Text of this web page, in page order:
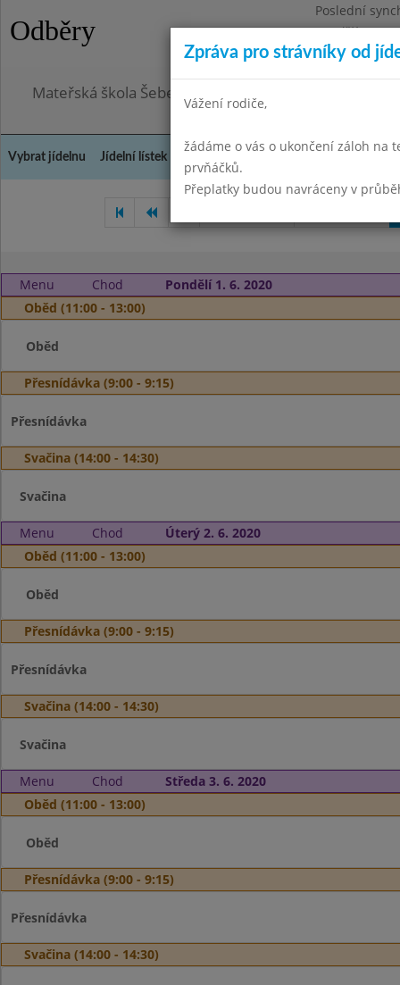
Odběry
Poslední
Pondělí
Omezení
Mateřská škola Šebetov, příspěvková organizace
Vybrat jídelnu Jídelní lístek
Menu Chod
Pondělí 1. 6. 2020
Oběd (11:00 - 13:00)
Oběd
Přesnídávka (9:00 - 9:15)
Přesnídávka
Svačina (14:00 - 14:30)
Svačina
Menu Chod
Úterý 2. 6. 2020
Oběd (11:00 - 13:00)
Oběd
Přesnídávka (9:00 - 9:15)
Přesnídávka
Svačina (14:00 - 14:30)
Svačina
Menu Chod
Středa 3. 6. 2020
Oběd (11:00 - 13:00)
Oběd
Přesnídávka (9:00 - 9:15)
Přesnídávka
Svačina (14:00 - 14:30)
Zpráva pro strávníky od
Vážení rodiče,
žádáme o vás o ukončení záloh na
prvňáčků.
Přeplatky budou navráceny v